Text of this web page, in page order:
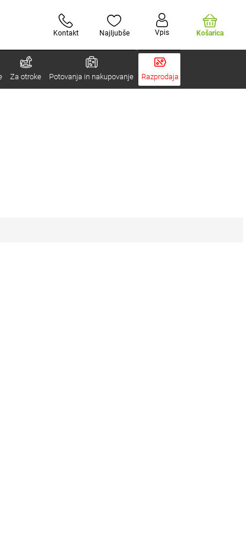
Kontakt Najljubše Vpis Košarica
Za otroke Potovanja in nakupovanje Razprodaja